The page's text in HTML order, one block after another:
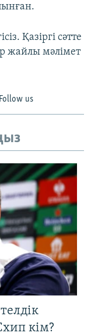
Қазіргі сәтте
жайлы мәлімет
Follow us
кім?